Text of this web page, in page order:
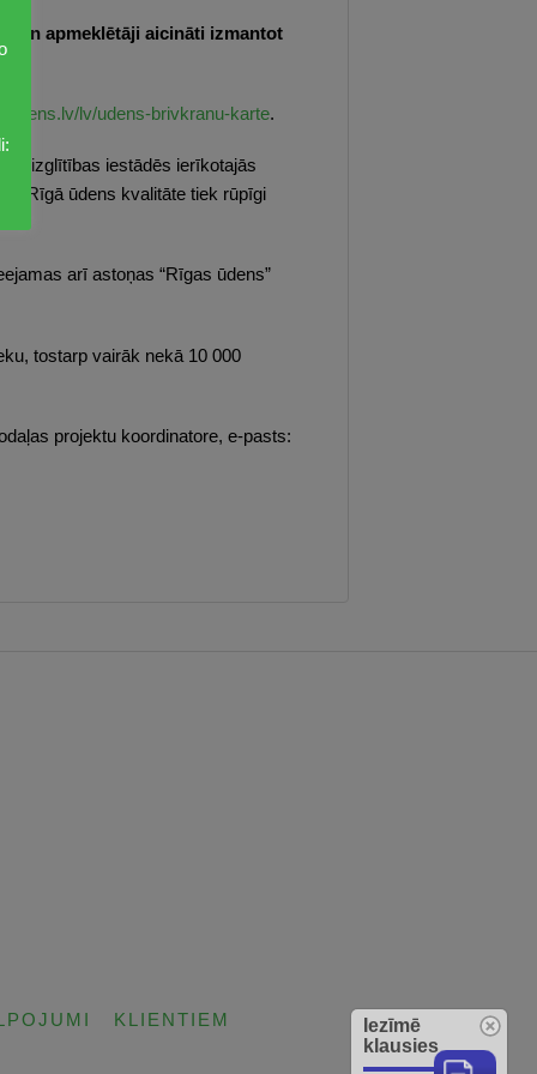
un apmeklētāji aicināti izmantot
lv/udens-brivkranu-karte.
izglītības iestādēs ierīkotajās
Rīgā ūdens kvalitāte tiek rūpīgi
arī astoņas “Rīgas ūdens”
tostarp vairāk nekā 10 000
projektu koordinatore, e-pasts:
KLIENTIEM
Iezīmē
klausies